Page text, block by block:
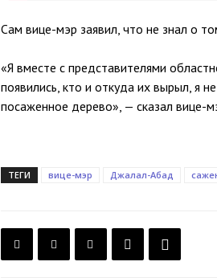
Сам вице-мэр заявил, что не знал о
«Я вместе с представителями
появились, кто и откуда их вырыл, я
посаженное дерево», — сказал вице-
ТЕГИ вице-мэр Джалал-Абад